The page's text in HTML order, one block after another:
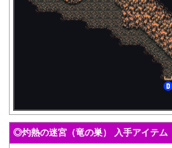
◎灼熱の迷宮（竜の巣） 入手アイテム